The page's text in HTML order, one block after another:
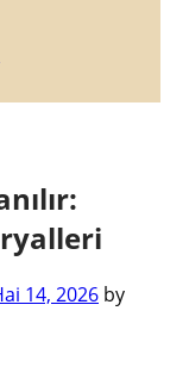
14, 2026 by